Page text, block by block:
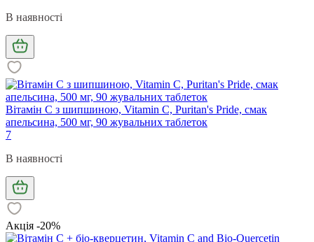
В наявності
Вітамін С з шипшиною, Vitamin C, Puritan's Pride, смак
апельсина, 500 мг, 90 жувальних таблеток
7
В наявності
Акція -20%